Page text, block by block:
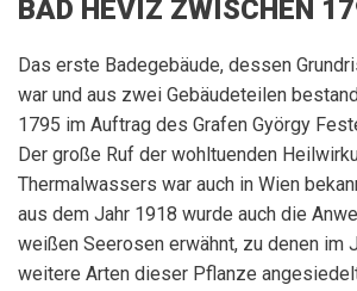
BAD HÉVÍZ ZWISCHEN
Das erste Badegebäude, dessen
war und aus zwei Gebäudeteilen
1795 im Auftrag des Grafen György
Der große Ruf der wohltuenden
Thermalwassers war auch in Wien
aus dem Jahr 1918 wurde auch die
weißen Seerosen erwähnt, zu denen im
weitere Arten dieser Pflanze